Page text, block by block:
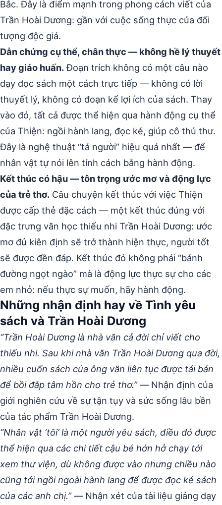
Bắc. Đây là điểm mạnh trong phong cách viết của
Trần Hoài Dương: gần với cuộc sống thực của đối
tượng độc giả.
Dẫn chứng cụ thể, chân thực — không hề lý thuyết
hay giáo huấn.Đoạn trích không có một câu nào
dạy đọc sách một cách trực tiếp — không có lời
thuyết lý, không có đoạn kể lợi ích của sách. Thay
vào đó, tất cả được thể hiện qua hành động cụ thể
của Thiện: ngồi hành lang, đọc ké, giúp cô thủ thư.
Đây là nghệ thuật “tả người” hiệu quả nhất — để
nhân vật tự nói lên tính cách bằng hành động.
Kết thúc có hậu — tôn trọng ước mơ và động lực
của trẻ thơ. Câu chuyện kết thúc với việc Thiện
được cấp thẻ đặc cách — một kết thúc đúng với
đặc trưng văn học thiếu nhi Trần Hoài Dương: ước
mơ đủ kiên định sẽ trở thành hiện thực, người tốt
sẽ được đền đáp. Kết thúc đó không phải “bánh
đường ngọt ngào” mà là động lực thực sự cho các
em nhỏ: nếu thực sự muốn, hãy hành động.
Những nhận định hay về Tình yêu
sách và Trần Hoài Dương
“Trần Hoài Dương là nhà văn cả đời chỉ viết cho
thiếu nhi. Sau khi nhà văn Trần Hoài Dương qua đời,
nhiều cuốn sách của ông vẫn liên tục được tái bản
để bồi đắp tâm hồn cho trẻ thơ.”— Nhận định của
giới nghiên cứu về sự tận tụy và sức sống lâu bền
của tác phẩm Trần Hoài Dương.
“Nhân vật ‘tôi’ là một người yêu sách, điều đó được
thể hiện qua các chi tiết cậu bé hớn hở chạy tới
xem thư viện, dù không được vào nhưng chiều nào
cũng tới ngồi ngoài hành lang để được đọc ké sách
của các anh chị.”— Nhận xét của tài liệu giảng dạy